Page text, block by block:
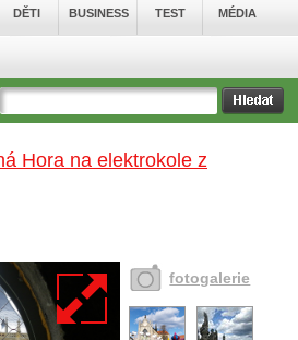
DĚTI BUSINESS TEST MÉDIA
Hora na elektrokole z
fotogalerie